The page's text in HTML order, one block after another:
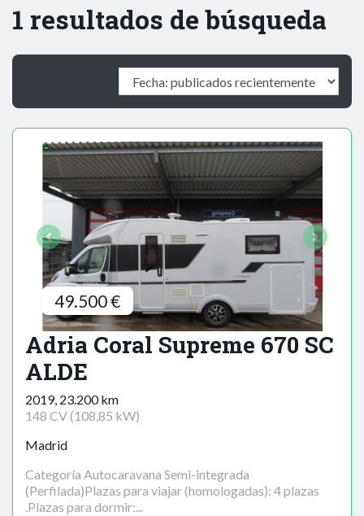
1 resultados de búsqueda
49.500 €
Adria Coral Supreme 670 SC
ALDE
2019, 23.200 km
148 CV (108,85 kW)
Madrid
Categoría Autocaravana Semi-integrada
(Perfilada)Plazas para viajar (homologadas): 4 plazas
.Plazas para dormir:...